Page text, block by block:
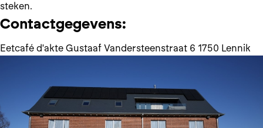
steken.
Contactgegevens:
Eetcafé d'akte Gustaaf Vandersteenstraat 6 1750 Lennik